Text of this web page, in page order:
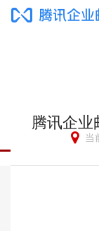
腾讯企
当